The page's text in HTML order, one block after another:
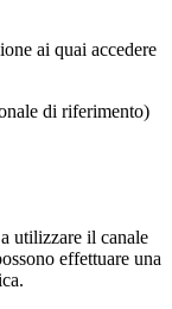
ai quai accedere
di riferimento)
utilizzare il canale
effettuare una